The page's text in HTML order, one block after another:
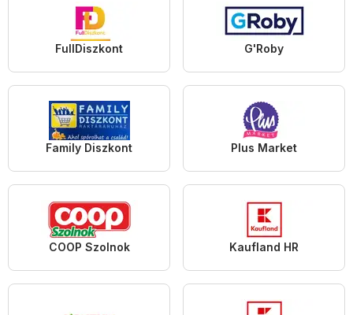
FullDiszkont G'Roby
Family Diszkont Plus Market
COOP Szolnok Kaufland HR